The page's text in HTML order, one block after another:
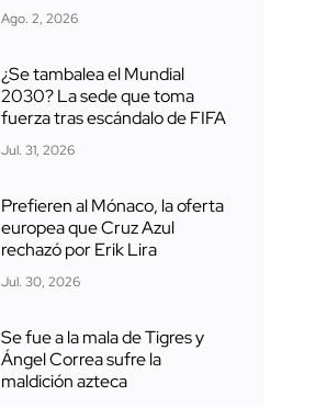
Ago. 2, 2026
¿Se tambalea el Mundial
2030? La sede que toma
fuerza tras escándalo de FIFA
Jul. 31, 2026
Prefieren al Mónaco, la oferta
europea que Cruz Azul
rechazó por Erik Lira
Jul. 30, 2026
Se fue a la mala de Tigres y
Ángel Correa sufre la
maldición azteca